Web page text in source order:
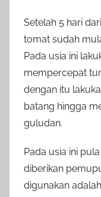
Setelah 5 hari
tomat sudah
Pada usia ini
mempercepat
dengan itu
batang hingga
guludan.
Pada usia ini
diberikan
digunakan